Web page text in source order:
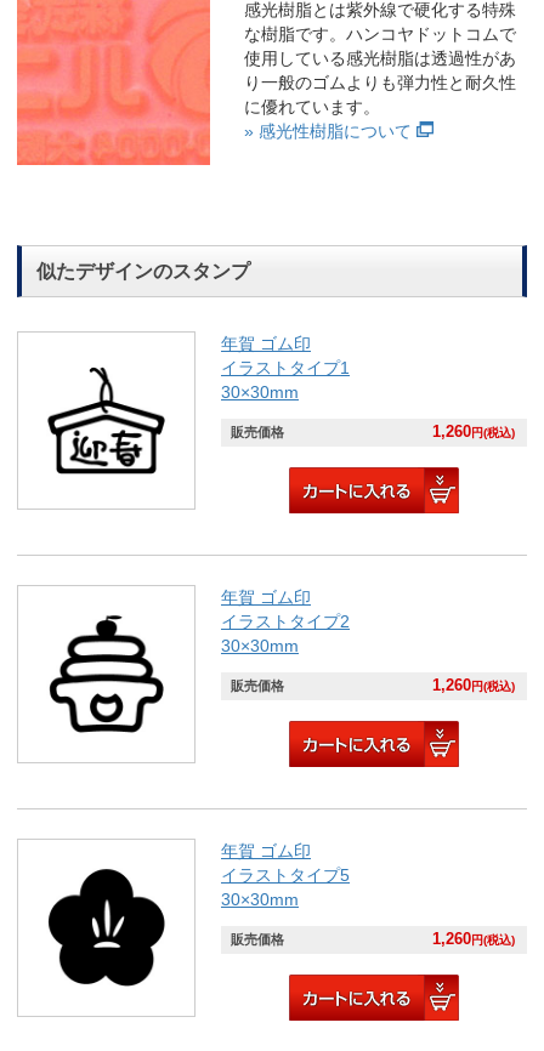
感光樹脂とは紫外線で硬化する特殊
な樹脂です。ハンコヤドットコムで
使用している感光樹脂は透過性があ
り一般のゴムよりも弾力性と耐久性
に優れています。
» 感光性樹脂について
似たデザインのスタンプ
年賀 ゴム印
イラストタイプ1
30×30mm
販売価格 1,260円(税込)
年賀 ゴム印
イラストタイプ2
30×30mm
販売価格 1,260円(税込)
年賀 ゴム印
イラストタイプ5
30×30mm
販売価格 1,260円(税込)